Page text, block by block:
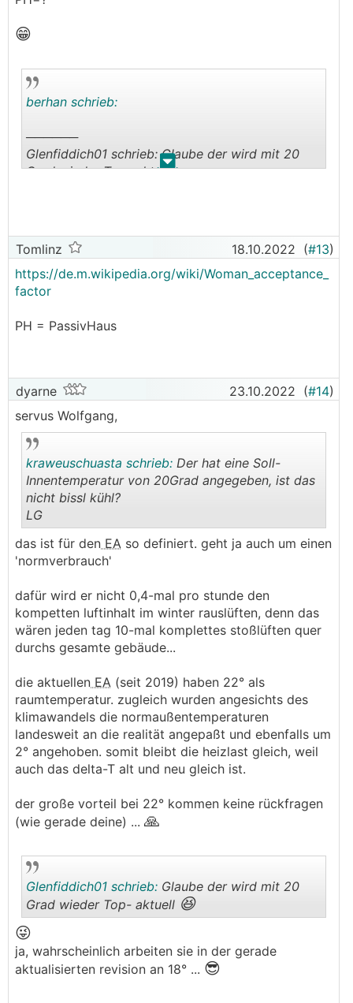
😁
. .
berhan schrieb:
──────
Glenfiddich01 schrieb: Glaube der wird mit 20
Grad wieder Top- aktuell
nicht mindestens 23°C hat, dann gibt's Probleme
mit dem WAF. Deswegen habe ich halt ein PH
gebaut, dann sind die 20 Watt, die dieWP
deswegen mehr braucht, nicht so schlimm.
Tomlinz 18.10.2022 (#13)
https://de.m.wikipedia.org/wiki/Woman_acceptance_
factor
PH = PassivHaus
dyarne 23.10.2022 (#14)
servus Wolfgang,
..
kraweuschuasta schrieb: Der hat eine Soll-
Innentemperatur von 20Grad angegeben, ist das
nicht bissl kühl?
LG
das ist für den EA so definiert. geht ja auch um einen
'normverbrauch'
dafür wird er nicht 0,4-mal pro stunde den
kompetten luftinhalt im winter rauslüften, denn das
wären jeden tag 10-mal komplettes stoßlüften quer
durchs gesamte gebäude...
die aktuellen EA (seit 2019) haben 22° als
raumtemperatur. zugleich wurden angesichts des
klimawandels die normaußentemperaturen
landesweit an die realität angepaßt und ebenfalls um
2° angehoben. somit bleibt die heizlast gleich, weil
auch das delta-T alt und neu gleich ist.
der große vorteil bei 22° kommen keine rückfragen
(wie gerade deine) ... 🙏
..
Glenfiddich01 schrieb: Glaube der wird mit 20
Grad wieder Top- aktuell 😆
😜
ja, wahrscheinlich arbeiten sie in der gerade
aktualisierten revision an 18° ... 😎